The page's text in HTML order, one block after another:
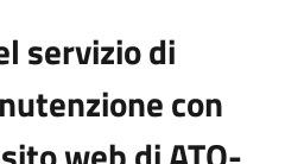
servizio di
con